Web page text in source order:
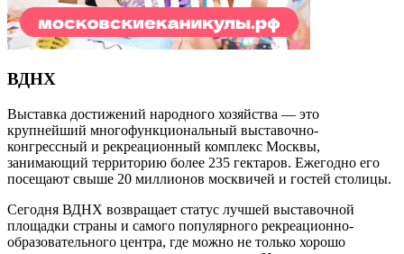
ВДНХ
Выставка достижений народного хозяйства — это
крупнейший многофункциональный выставочно-
конгрессный и рекреационный комплекс Москвы,
занимающий территорию более 235 гектаров. Ежегодно его
посещают свыше 20 миллионов москвичей и гостей столицы.
Сегодня ВДНХ возвращает статус лучшей выставочной
площадки страны и самого популярного рекреационно-
образовательного центра, где можно не только хорошо